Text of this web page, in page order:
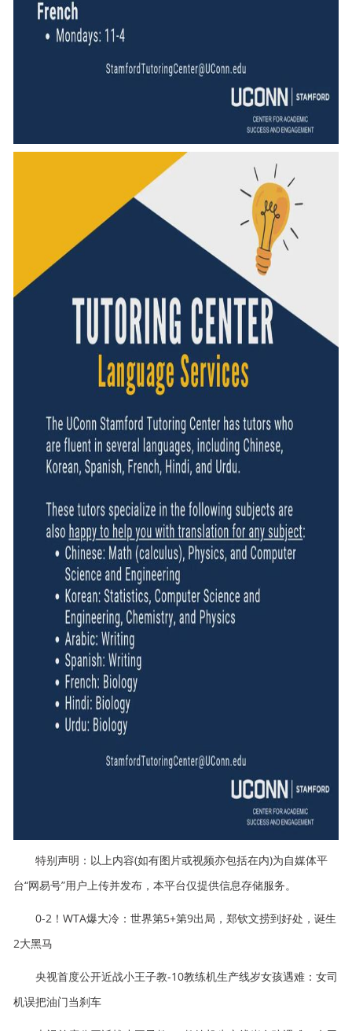
特别声明：以上内容(如有图片或视频亦包括在内)为自媒体平
台“网易号”用户上传并发布，本平台仅提供信息存储服务。
0-2！WTA爆大冷：世界第5+第9出局，郑钦文捞到好处，诞生
2大黑马
央视首度公开近战小王子教-10教练机生产线岁女孩遇难：女司
机误把油门当刹车